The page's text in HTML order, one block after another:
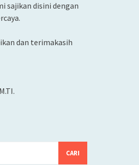
sajikan disini dengan
dan terimakasih